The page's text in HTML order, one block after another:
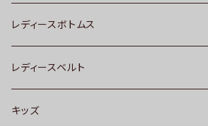
レディースボトムス
レディースベルト
キッズ